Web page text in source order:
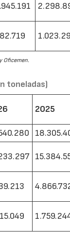
Oficemen.
toneladas)
2025